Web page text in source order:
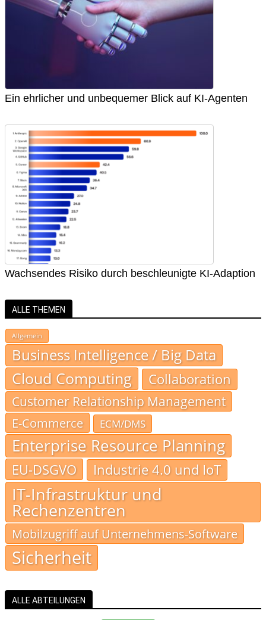
Ein ehrlicher und unbequemer Blick auf KI-Agenten
Wachsendes Risiko durch beschleunigte KI-Adaption
ALLE THEMEN
Allgemein
Business Intelligence / Big Data
Cloud Computing Collaboration
Customer Relationship Management
E-Commerce
ECM/DMS
Enterprise Resource Planning
EU-DSGVO Industrie 4.0 und IoT
IT-Infrastruktur und
Rechenzentren
Mobilzugriff auf Unternehmens-Software
Sicherheit
ALLE ABTEILUNGEN